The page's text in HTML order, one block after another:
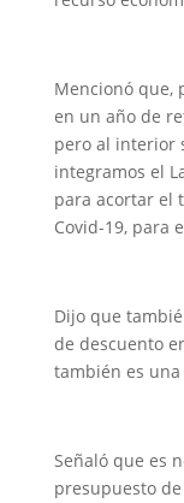
Mencionó que,
en un año de
pero al interior
integramos el
para acortar el
Covid-19, para
Dijo que
de descuento
también es
Señaló que es
presupuesto